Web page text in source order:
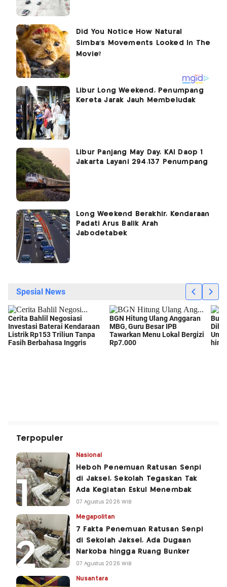
Libur Long Weekend, Penumpang
Kereta Jarak Jauh Membeludak
Libur Panjang May Day, KAI Daop 1
Jakarta Layani 294.137 Penumpang
Long Weekend Berakhir, Kendaraan
Padati Arus Balik Arah
Jabodetabek
Terpopuler
Nasional
Heboh Penemuan Ratusan Senpi
di Jaksel, Sekolah Tegaskan Tak
Ada Kegiatan Eskul Menembak
07 Agustus 2026 WIB
Megapolitan
7 Fakta Penemuan Ratusan Senpi
di Sekolah Jaksel, Ada Dugaan
Narkoba hingga Ruang Bunker
07 Agustus 2026 WIB
Nusantara